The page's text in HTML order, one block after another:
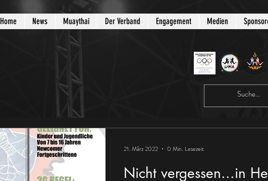
Home News Muaythai Der Verband Engagement Medien
Nicht vergessen...in
21. März 2022 0 Min. Lesezeit